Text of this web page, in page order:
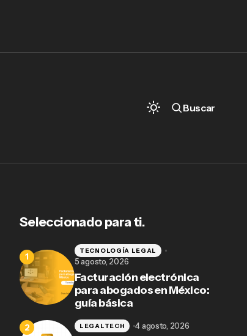
Buscar
Seleccionado para ti.
Facturación electrónica
para abogados en México:
guía básica
TECNOLOGÍA LEGAL
5 agosto, 2026
LEGALTECH 4 agosto, 2026